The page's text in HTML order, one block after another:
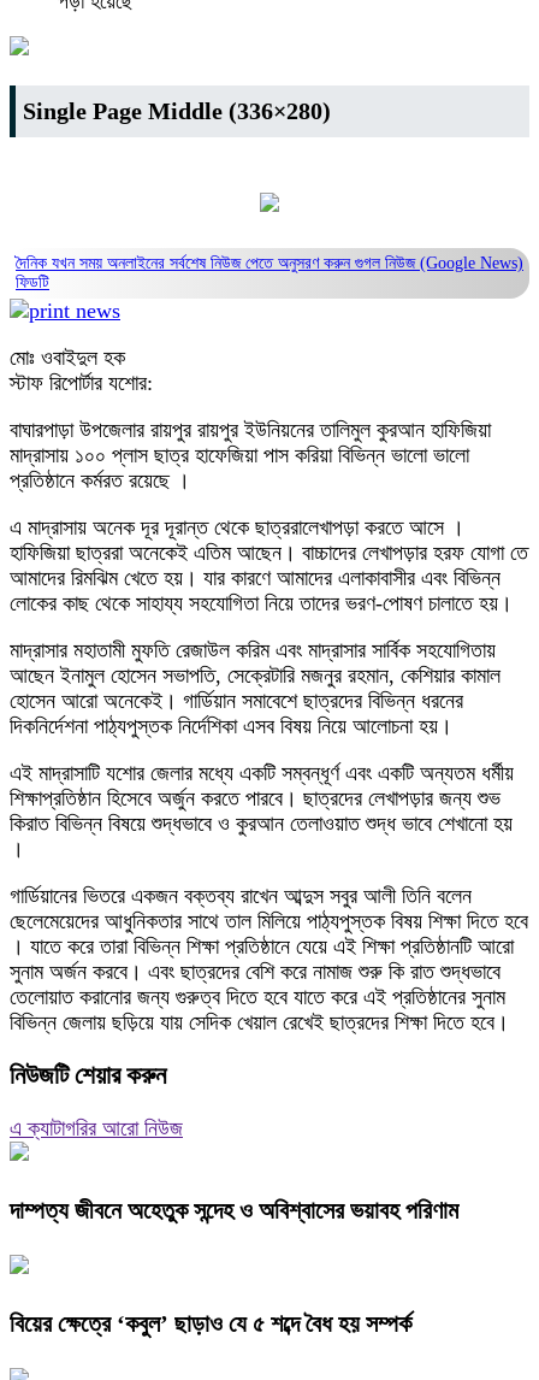
Single Page Middle (336×280)
দৈনিক যখন সময় অনলাইনের সর্বশেষ নিউজ পেতে অনুসরণ করুন গুগল নিউজ (Google News)
ফিডটি
মোঃ ওবাইদুল হক
স্টাফ রিপোর্টার যশোর:
বাঘারপাড়া উপজেলার রায়পুর রায়পুর ইউনিয়নের তালিমুল কুরআন হাফিজিয়া
মাদ্রাসায় ১০০ প্লাস ছাত্র হাফেজিয়া পাস করিয়া বিভিন্ন ভালো ভালো
প্রতিষ্ঠানে কর্মরত রয়েছে ।
এ মাদ্রাসায় অনেক দূর দূরান্ত থেকে ছাত্ররালেখাপড়া করতে আসে ।
হাফিজিয়া ছাত্ররা অনেকেই এতিম আছেন। বাচ্চাদের লেখাপড়ার হরফ যোগা তে
আমাদের রিমঝিম খেতে হয়। যার কারণে আমাদের এলাকাবাসীর এবং বিভিন্ন
লোকের কাছ থেকে সাহায্য সহযোগিতা নিয়ে তাদের ভরণ-পোষণ চালাতে হয়।
মাদ্রাসার মহাতামী মুফতি রেজাউল করিম এবং মাদ্রাসার সার্বিক সহযোগিতায়
আছেন ইনামুল হোসেন সভাপতি, সেক্রেটারি মজনুর রহমান, কেশিয়ার কামাল
হোসেন আরো অনেকেই। গার্ডিয়ান সমাবেশে ছাত্রদের বিভিন্ন ধরনের
দিকনির্দেশনা পাঠ্যপুস্তক নির্দেশিকা এসব বিষয় নিয়ে আলোচনা হয়।
এই মাদ্রাসাটি যশোর জেলার মধ্যে একটি সম্বন্ধূর্ণ এবং একটি অন্যতম ধর্মীয়
শিক্ষাপ্রতিষ্ঠান হিসেবে অর্জুন করতে পারবে। ছাত্রদের লেখাপড়ার জন্য শুভ
কিরাত বিভিন্ন বিষয়ে শুদ্ধভাবে ও কুরআন তেলাওয়াত শুদ্ধ ভাবে শেখানো হয়
।
গার্ডিয়ানের ভিতরে একজন বক্তব্য রাখেন আব্দুস সবুর আলী তিনি বলেন
ছেলেমেয়েদের আধুনিকতার সাথে তাল মিলিয়ে পাঠ্যপুস্তক বিষয় শিক্ষা দিতে হবে
। যাতে করে তারা বিভিন্ন শিক্ষা প্রতিষ্ঠানে যেয়ে এই শিক্ষা প্রতিষ্ঠানটি আরো
সুনাম অর্জন করবে। এবং ছাত্রদের বেশি করে নামাজ শুরু কি রাত শুদ্ধভাবে
তেলোয়াত করানোর জন্য গুরুত্ব দিতে হবে যাতে করে এই প্রতিষ্ঠানের সুনাম
বিভিন্ন জেলায় ছড়িয়ে যায় সেদিক খেয়াল রেখেই ছাত্রদের শিক্ষা দিতে হবে।
নিউজটি শেয়ার করুন
এ ক্যাটাগরির আরো নিউজ
দাম্পত্য জীবনে অহেতুক সন্দেহ ও অবিশ্বাসের ভয়াবহ পরিণাম
বিয়ের ক্ষেত্রে ‘কবুল’ ছাড়াও যে ৫ শব্দে বৈধ হয় সম্পর্ক